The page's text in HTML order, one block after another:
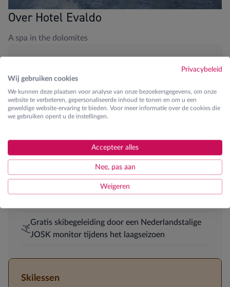
Privacybeleid
Wij gebruiken cookies
We kunnen deze plaatsen voor analyse van onze bezoekersgegevens, om onze
website te verbeteren, gepersonaliseerde inhoud te tonen en om u een
geweldige website-ervaring te bieden. Voor meer informatie over de cookies die
we gebruiken opent u de instellingen.
Accepteer alles
Nee, pas aan
Weigeren
Over Hotel Evaldo
A spa in the dolomites
350m van de liften
Zwembad en wellness aanwezig
4-persoonskamers aanwezig
Gratis kinderskiles K2 en K3 tijdens krokus met
dagelijkse middagopvang
Gratis skibegeleiding door een Nederlandstalige
JOSK monitor tijdens het laagseizoen
Skilessen